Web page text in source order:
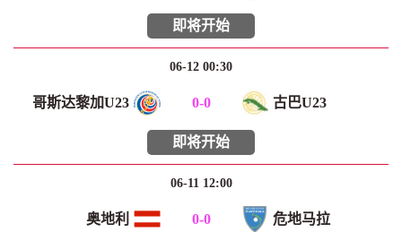
即将开始
06-12 00:30
哥斯达黎加U23 0-0 古巴U23
即将开始
06-11 12:00
奥地利 0-0 危地马拉